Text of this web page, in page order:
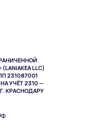
LLC)
231087001
УЧЁТ 2310 —
КРАСНОДАРУ